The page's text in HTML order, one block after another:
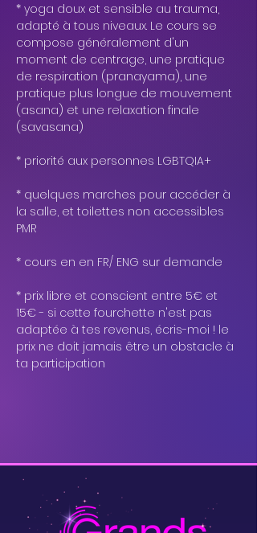
* yoga doux et sensible au trauma,
adapté à tous niveaux. Le cours se
compose généralement d'un
moment de centrage, une pratique
de respiration (pranayama), une
pratique plus longue de mouvement
(asana) et une relaxation finale
(savasana)
* priorité aux personnes LGBTQIA+
* quelques marches pour accéder à
la salle, et toilettes non accessibles
PMR
* cours en en FR/ ENG sur demande
* prix libre et conscient entre 5€ et
15€ - si cette fourchette n'est pas
adaptée à tes revenus, écris-moi ! le
prix ne doit jamais être un obstacle à
ta participation